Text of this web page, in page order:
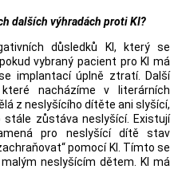
dalších výhradách proti KI?
důsledků KI, který se
vybraný pacient pro KI má
implantací úplně ztratí. Další
nacházíme v literárních
z neslyšícího dítěte ani slyšící,
stále zůstáva neslyšící. Existují
pro neslyšící dítě stav
pomocí KI. Tímto se
neslyšícím dětem. KI má